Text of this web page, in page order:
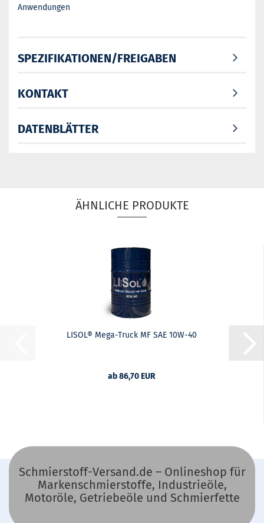
Anwendungen
SPEZIFIKATIONEN/FREIGABEN
KONTAKT
DATENBLÄTTER
ÄHNLICHE PRODUKTE
LISOL® Mega-Truck MF SAE 10W-40
ab 86,70 EUR
Schmierstoff-Versand.de – Onlineshop für
Markenschmierstoffe, Industrieöle,
Motoröle, Getriebeöle und Schmierfette